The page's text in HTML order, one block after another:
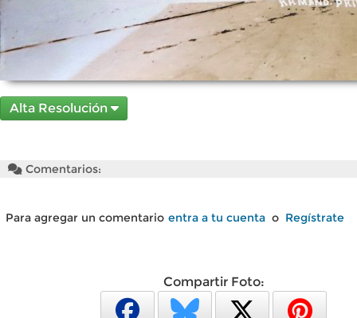
Alta Resolución
Comentarios:
Para agregar un comentario entra a tu cuenta o Regístrate
Compartir Foto: